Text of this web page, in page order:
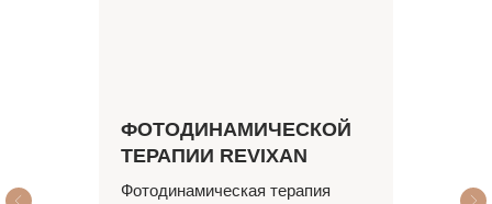
ФОТОДИНАМИЧЕСКОЙ
ТЕРАПИИ REVIXAN
Фотодинамическая терапия